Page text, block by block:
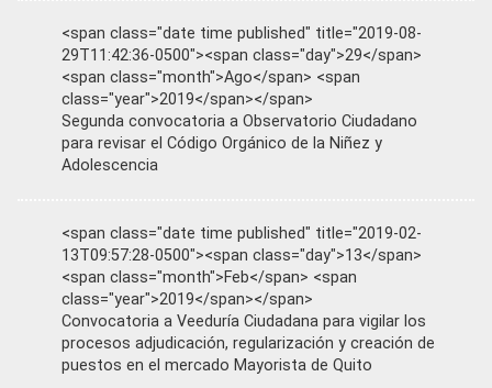
<span class="date time published" title="2019-08-
29T11:42:36-0500"><span class="day">29</span>
<span class="month">Ago</span> <span
class="year">2019</span></span>
Segunda convocatoria a Observatorio Ciudadano
para revisar el Código Orgánico de la Niñez y
Adolescencia
<span class="date time published" title="2019-02-
13T09:57:28-0500"><span class="day">13</span>
<span class="month">Feb</span> <span
class="year">2019</span></span>
Convocatoria a Veeduría Ciudadana para vigilar los
procesos adjudicación, regularización y creación de
puestos en el mercado Mayorista de Quito